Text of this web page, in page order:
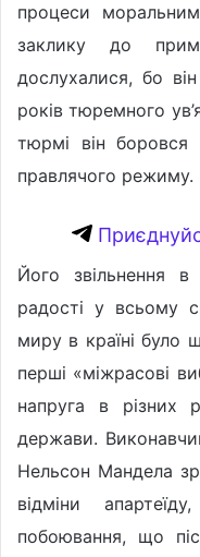
процеси
заклику до
дослухалися, бо
років тюремного
тюрмі він боровся
правлячого режиму.
Його звільнення
радості у всьому
миру в країні
перші «міжрасові
напруга в різних
держави.
Нельсон Мандела
відміни
побоювання, що